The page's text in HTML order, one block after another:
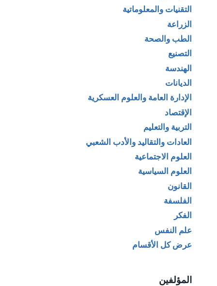
التقنيات والمعلوماتية
الزراعة
الطب والصحة
التصنيع
الهندسة
الديانات
الإدارة العامة والعلوم العسكرية
الإقتصاد
التربية والتعليم
العادات والتقاليد والأدب الشعبي
العلوم الاجتماعية
العلوم السياسية
القانون
الفلسفة
الفكر
علم النفس
عرض كل الأقسام
المؤلفين